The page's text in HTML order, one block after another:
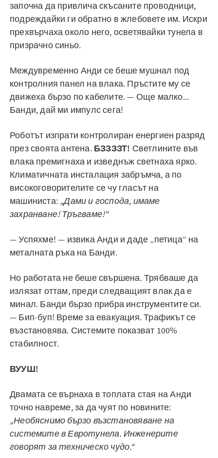
започна да привлича скъсаните проводници,
подреждайки ги обратно в жлебовете им. Искри
прехвърчаха около него, осветявайки тунела в
призрачно синьо.
Междувременно Анди се беше мушнал под
контролния панел на влака. Пръстите му се
движеха бързо по кабелите. — Още малко...
Банди, дай ми импулс сега!
Роботът изпрати контролиран енергиен разряд
през своята антена. БЗЗЗЗТ! Светлините във
влака премигнаха и изведнъж светнаха ярко.
Климатичната инсталация забръмча, а по
високоговорителите се чу гласът на
машиниста: „Дами и господа, имаме
захранване! Тръгваме!“
— Успяхме! — извика Анди и даде „петица“ на
металната ръка на Банди.
Но работата не беше свършена. Трябваше да
излязат оттам, преди следващият влак да е
минал. Банди бързо прибра инструментите си.
— Бип-буп! Време за евакуация. Трафикът се
възстановява. Системите показват 100%
стабилност.
ВУУШ!
Двамата се върнаха в топлата стая на Анди
точно навреме, за да чуят по новините:
„Необяснимо бързо възстановяване на
системите в Евротунела. Инженерите
говорят за техническо чудо.“